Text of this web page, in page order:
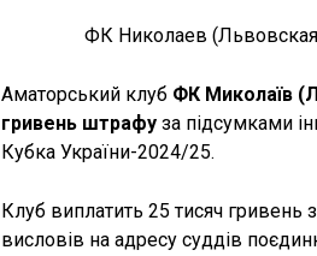
ФК Николаев
Аматорський клуб ФК Миколаїв
гривень штрафу за підсумками
Кубка України-2024/25.
Клуб виплатить 25 тисяч
висловів на адресу суддів